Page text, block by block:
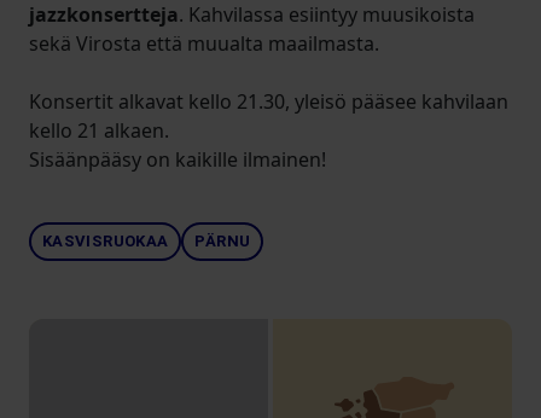
jazzkonsertteja. Kahvilassa esiintyy muusikoista
sekä Virosta että muualta maailmasta.
Konsertit alkavat kello 21.30, yleisö pääsee kahvilaan
kello 21 alkaen.
Sisäänpääsy on kaikille ilmainen!
KASVISRUOKAA PÄRNU